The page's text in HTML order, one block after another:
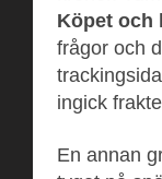
Köpet och
frågor och
ingick
En annan